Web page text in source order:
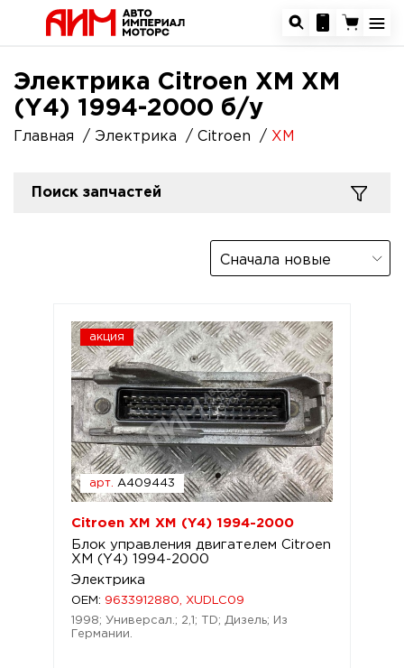
Электрика Citroen XM XM
(Y4) 1994-2000 б/у
Главная Электрика Citroen XM
Поиск запчастей
Сначала новые
акция
арт. A409443
Citroen XM XM (Y4) 1994-2000
Блок управления двигателем Citroen
XM (Y4) 1994-2000
Электрика
OEM: 9633912880, XUDLC09
1998; Универсал.; 2,1; TD; Дизель; Из
Германии.